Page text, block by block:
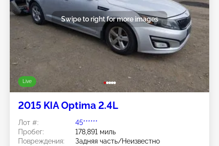
Live
Swipe to right for more images
2015 KIA Optima 2.4L
Лот #:
45******
Пробег:
178,891 миль
Повреждения:
Задняя часть/Неизвестно